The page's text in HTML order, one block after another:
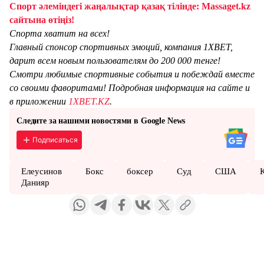
Спорт әлеміндегі жаңалықтар қазақ тілінде: Massaget.kz
сайтына өтіңіз!
Спорта хватит на всех!
Главный спонсор спортивных эмоций, компания 1XBET,
дарит всем новым пользователям до 200 000 тенге!
Смотри любимые спортивные события и побеждай вместе
со своими фаворитами! Подробная информация на сайте и
в приложении 1XBET.KZ.
Следите за нашими новостями в Google News
Подписаться
Елеусинов
Данияр
Бокс боксер Суд США